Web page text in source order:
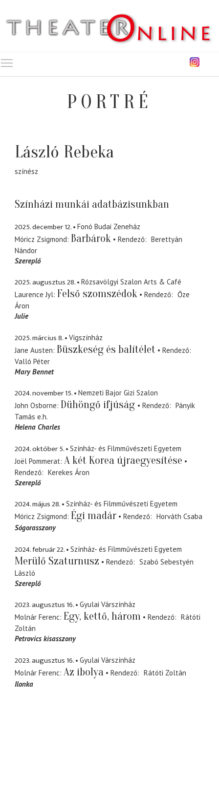
PORTRÉ
László Rebeka
színész
Színházi munkái adatbázisunkban
2025. december 12.
Fonó Budai Zeneház
Móricz Zsigmond Barbárok Rendező
Berettyán
Nándor
Szereplő
2025. augusztus 28.
Rózsavölgyi Szalon Arts & Café
Laurence Jyl Felső szomszédok Rendező
Őze
Áron
Julie
2025. március 8.
Vígszínház
Jane Austen Büszkeség és balítélet
Rendező
Valló Péter
Mary Bennet
2024. november 15.
Nemzeti Bajor Gizi Szalon
John Osborne Dühöngő ifjúság Rendező
Pányik
Tamás e.h.
Helena Charles
2024. október 5.
Színház- és Filmművészeti Egyetem
Joël Pommerat A két Korea újraegyesítése
Rendező
Kerekes Áron
Szereplő
2024. május 28.
Színház- és Filmművészeti Egyetem
Móricz Zsigmond Égi madár Rendező
Horváth Csaba
Sógorasszony
2024. február 22. Színház- és Filmművészeti Egyetem
Merülő Szaturnusz Rendező
Szabó Sebestyén
László
Szereplő
2023. augusztus 16.
Gyulai Várszínház
Molnár Ferenc Egy, kettő, három Rendező
Rátóti
Zoltán
Petrovics kisasszony
2023. augusztus 16.
Gyulai Várszínház
Molnár Ferenc Az ibolya Rendező
Rátóti Zoltán
Ilonka